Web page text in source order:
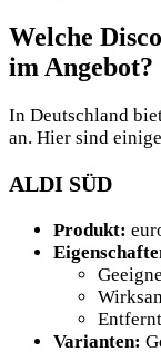
Welche
im Angebot?
In Deutschland
an. Hier sind
ALDI SÜD
Produkt:
Varianten: